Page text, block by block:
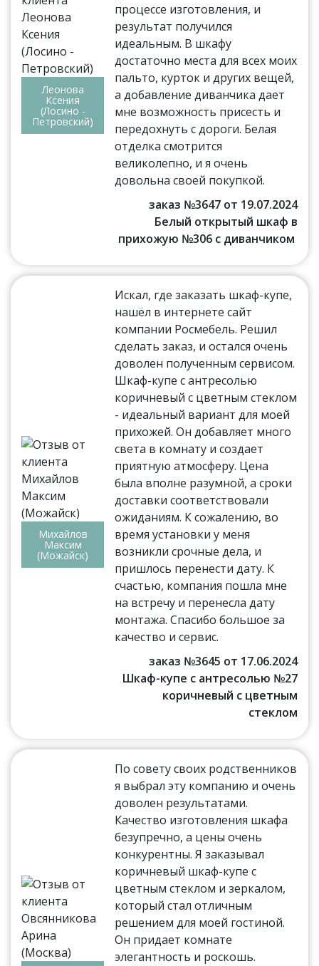
Леонова
Ксения
(Лосино -
Петровский)
процессе изготовления, и
результат получился
идеальным. В шкафу
достаточно места для всех моих
пальто, курток и других вещей,
а добавление диванчика дает
мне возможность присесть и
передохнуть с дороги. Белая
отделка смотрится
великолепно, и я очень
довольна своей покупкой.
заказ №3647 от 19.07.2024
Белый открытый шкаф в
прихожую №306 с диванчиком
Михайлов
Максим
(Можайск)
Искал, где заказать шкаф-купе,
нашёл в интернете сайт
компании Росмебель. Решил
сделать заказ, и остался очень
доволен полученным сервисом.
Шкаф-купе с антресолью
коричневый с цветным стеклом
- идеальный вариант для моей
прихожей. Он добавляет много
света в комнату и создает
приятную атмосферу. Цена
была вполне разумной, а сроки
доставки соответствовали
ожиданиям. К сожалению, во
время установки у меня
возникли срочные дела, и
пришлось перенести дату. К
счастью, компания пошла мне
на встречу и перенесла дату
монтажа. Спасибо большое за
качество и сервис.
заказ №3645 от 17.06.2024
Шкаф-купе с антресолью №27
коричневый с цветным
стеклом
По совету своих родственников
я выбрал эту компанию и очень
доволен результатами.
Качество изготовления шкафа
безупречно, а цены очень
конкурентны. Я заказывал
коричневый шкаф-купе с
цветным стеклом и зеркалом,
который стал отличным
решением для моей гостиной.
Он придает комнате
элегантность и роскошь.